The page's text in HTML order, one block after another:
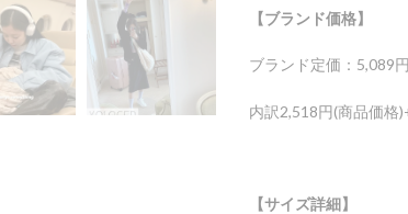
【ブランド価格】
ブランド定価：5,089円
内訳2,518円(商品価格
【サイズ詳細】